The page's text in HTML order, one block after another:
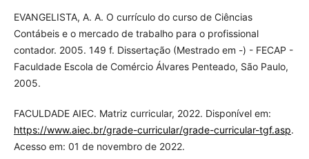
EVANGELISTA, A. A. O currículo do curso de Ciências
Contábeis e o mercado de trabalho para o profissional
contador. 2005. 149 f. Dissertação (Mestrado em -) - FECAP -
Faculdade Escola de Comércio Álvares Penteado, São Paulo,
2005.
FACULDADE AIEC. Matriz curricular, 2022. Disponível em:
https://www.aiec.br/grade-curricular/grade-curricular-tgf.asp.
Acesso em: 01 de novembro de 2022.